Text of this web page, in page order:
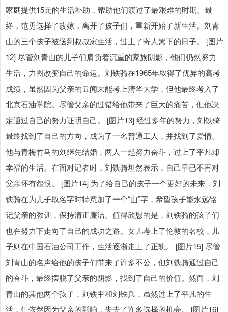
家庭提供15元的生活补助，帮助他们渡过了最艰难的时期。最
终，范勇选择了改嫁，离开了孩子们，重新开始了新生活。刘青
山的三个孩子被送到叔叔家生活，过上了寄人篱下的日子。 [图片
12] 尽管刘青山的儿子们肩负着沉重的家族阴影，他们仍然努力
生活，力图改变自己的命运。刘铁骑在1965年取得了优异的高考
成绩，虽然因为父亲的丑闻未能考上清华大学，但他最终考入了
北京石油学院。尽管父亲的过错给他带来了巨大的痛苦，但他决
定通过自己的努力证明自己。 [图片13] 经过多年的努力，刘铁骑
最终找到了自己的方向，成为了一名普通工人，并找到了爱情。
他与青梅竹马的刘继先结婚，两人一起努力奋斗，过上了平凡却
幸福的生活。在面对记者时，刘铁骑坦然表示，自己早已不再对
父亲怀有怨恨。 [图片14] 为了给自己的孩子一个更好的未来，刘
铁骑在为儿子取名字时特意加了一个“山”字，希望孩子能永远铭
记父亲的教训，保持清正廉洁。值得欣慰的是，刘铁骑的孩子们
也在努力下走向了自己的成功之路。女儿考上了伦敦的名校，儿
子则在中国石油公司工作，生活逐渐走上了正轨。 [图片15] 尽管
刘青山的名声给他的孩子们带来了许多不公，但刘铁骑通过自己
的奋斗，最终摆脱了父亲的阴影，找到了自己的价值。然而，刘
青山的其他两个孩子，刘铁甲和刘铁兵，虽然过上了平凡的生
活，但依然因为父亲的影响，失去了许多选择的机会。 [图片16]